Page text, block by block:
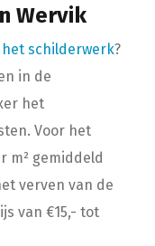
Wervik
schilderwerk?
in de
het
Voor het
m² gemiddeld
verven van de
van €15,- tot